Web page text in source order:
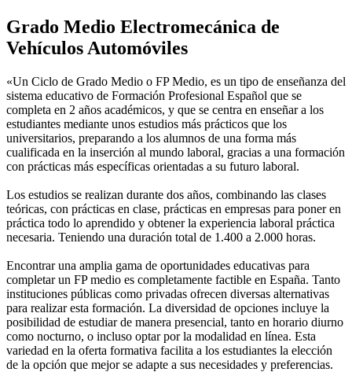
Grado Medio Electromecánica de
Vehículos Automóviles
«Un Ciclo de Grado Medio o FP Medio, es un tipo de enseñanza del
sistema educativo de Formación Profesional Español que se
completa en 2 años académicos, y que se centra en enseñar a los
estudiantes mediante unos estudios más prácticos que los
universitarios, preparando a los alumnos de una forma más
cualificada en la inserción al mundo laboral, gracias a una formación
con prácticas más específicas orientadas a su futuro laboral.
Los estudios se realizan durante dos años, combinando las clases
teóricas, con prácticas en clase, prácticas en empresas para poner en
práctica todo lo aprendido y obtener la experiencia laboral práctica
necesaria. Teniendo una duración total de 1.400 a 2.000 horas.
Encontrar una amplia gama de oportunidades educativas para
completar un FP medio es completamente factible en España. Tanto
instituciones públicas como privadas ofrecen diversas alternativas
para realizar esta formación. La diversidad de opciones incluye la
posibilidad de estudiar de manera presencial, tanto en horario diurno
como nocturno, o incluso optar por la modalidad en línea. Esta
variedad en la oferta formativa facilita a los estudiantes la elección
de la opción que mejor se adapte a sus necesidades y preferencias.